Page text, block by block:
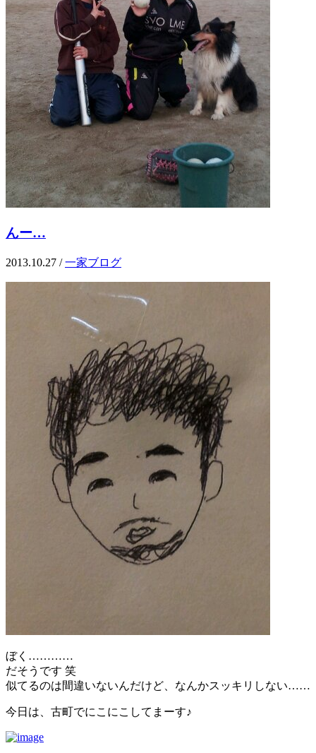
んー…
2013.10.27 /一家ブログ
ぼく…………
だそうです 笑
似てるのは間違いないんだけど、なんかスッキリしない……
今日は、古町でにこにこしてまーす♪